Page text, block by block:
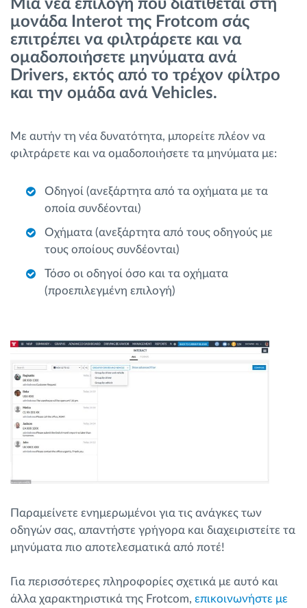
Διαχείριση καυσίμου
Σχεδιασμός και παρακολούθηση διαδρομής
Αυτόματη αναγνώριση οδηγού
Πώς να λύσουμε τις ανάγκες των
δραστηριοτήτων του στόλου
Υπολογιστής εξοικονόμησης
Μια νέα επιλογή που διατίθεται στη
μονάδα Interot της Frotcom σάς
επιτρέπει να φιλτράρετε και να
ομαδοποιήσετε μηνύματα ανά
Drivers, εκτός από το τρέχον φίλτρο
και την ομάδα ανά Vehicles.
Με αυτήν τη νέα δυνατότητα, μπορείτε πλέον να
φιλτράρετε και να ομαδοποιήσετε τα μηνύματα με:
Οδηγοί (ανεξάρτητα από τα οχήματα με τα
οποία συνδέονται)
Οχήματα (ανεξάρτητα από τους οδηγούς με
τους οποίους συνδέονται)
Τόσο οι οδηγοί όσο και τα οχήματα
(προεπιλεγμένη επιλογή)
Παραμείνετε ενημερωμένοι για τις ανάγκες των
οδηγών σας, απαντήστε γρήγορα και διαχειριστείτε τα
μηνύματα πιο αποτελεσματικά από ποτέ!
Για περισσότερες πληροφορίες σχετικά με αυτό και
άλλα χαρακτηριστικά της Frotcom, επικοινωνήστε με